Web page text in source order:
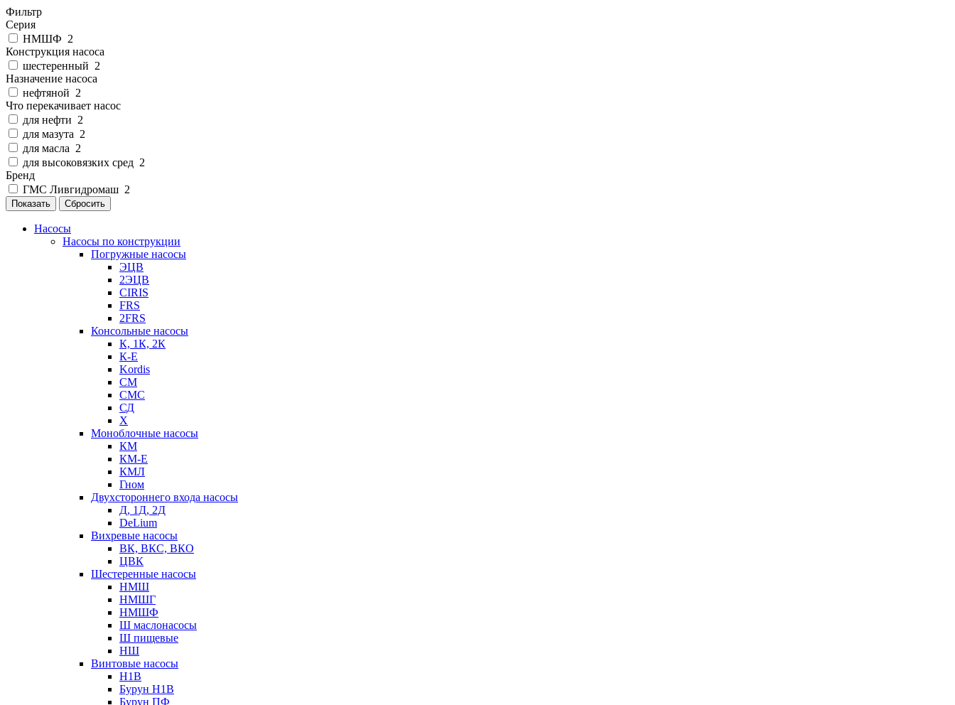
Фильтр
Серия
НМШФ 2
Конструкция насоса
шестеренный 2
Назначение насоса
нефтяной 2
Что перекачивает насос
для нефти 2
для мазута 2
для масла 2
для высоковязких сред 2
Бренд
ГМС Ливгидромаш 2
Показать Сбросить
Насосы
Насосы по конструкции
Погружные насосы
ЭЦВ
2ЭЦВ
CIRIS
FRS
2FRS
Консольные насосы
К, 1К, 2К
К-Е
Kordis
СМ
СМС
СД
Х
Моноблочные насосы
КМ
КМ-Е
КМЛ
Гном
Двухстороннего входа насосы
Д, 1Д, 2Д
DeLium
Вихревые насосы
ВК, ВКС, ВКО
ЦВК
Шестеренные насосы
НМШ
НМШГ
НМШФ
Ш маслонасосы
Ш пищевые
НШ
Винтовые насосы
Н1В
Бурун Н1В
Бурун ПФ